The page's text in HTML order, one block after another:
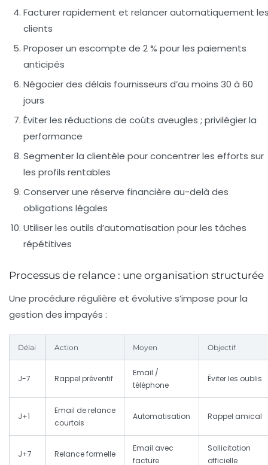
Facturer rapidement et relancer automatiquement
clients
Proposer un escompte de 2 % pour les paiements
anticipés
Négocier des délais fournisseurs d’au moins 30 à 60
jours
Éviter les réductions de coûts aveugles ; privilégier la
performance
Segmenter la clientèle pour concentrer les efforts sur
les profils rentables
Conserver une réserve financière au-delà des
obligations légales
Utiliser les outils d’automatisation pour les tâches
répétitives
Processus de relance : une organisation structurée
Une procédure régulière et évolutive s’impose pour la
gestion des impayés :
Délai Action Moyen Objectif
J-7 Rappel préventif
Email /
téléphone
Éviter les oublis
J+1
Email de relance
courtois
Automatisation Rappel amical
J+7 Relance formelle
Email avec
facture
Sollicitation
officielle